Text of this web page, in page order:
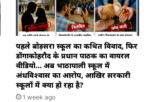
पहले बोड़सरा स्कूल का कथित विवाद, फिर
डोंगाकोहरौद के प्रधान पाठक का वायरल
वीडियो… अब भाठापाली स्कूल में
अंधविश्वास का आरोप, आखिर सरकारी
स्कूलों में क्या हो रहा है?
1 week ago